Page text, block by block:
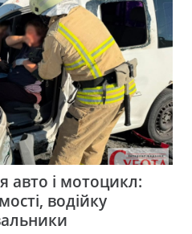
авто і мотоцикл:
водійку